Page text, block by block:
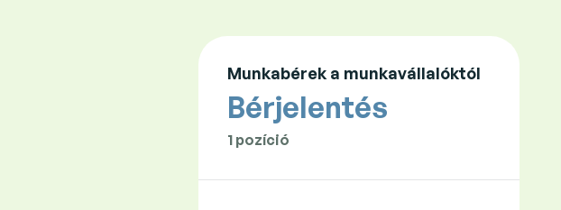
Munkabérek a munkavállalóktól
Bérjelentés
1 pozíció